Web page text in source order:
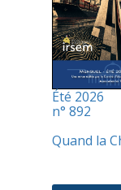
Été 2026
n° 892
Quand la